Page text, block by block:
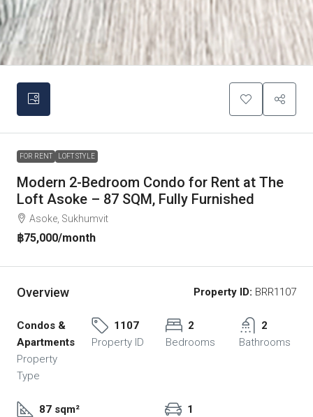
FOR RENT LOFT STYLE
Modern 2-Bedroom Condo for Rent at The
Loft Asoke – 87 SQM, Fully Furnished
Asoke, Sukhumvit
฿75,000/month
Overview Property ID: BRR1107
Condos &
Apartments
Property
Type
1107
Property ID
2
Bedrooms
2
Bathrooms
87 sqm²
1